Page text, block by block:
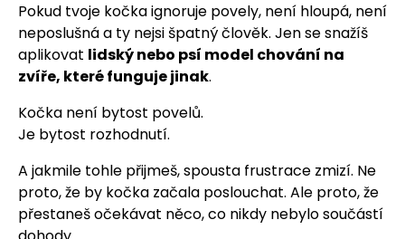
Pokud tvoje kočka ignoruje povely, není hloupá, není
neposlušná a ty nejsi špatný člověk. Jen se snažíš
aplikovat lidský nebo psí model chování na
zvíře, které funguje jinak.
Kočka není bytost povelů.
Je bytost rozhodnutí.
A jakmile tohle přijmeš, spousta frustrace zmizí. Ne
proto, že by kočka začala poslouchat. Ale proto, že
přestaneš očekávat něco, co nikdy nebylo součástí